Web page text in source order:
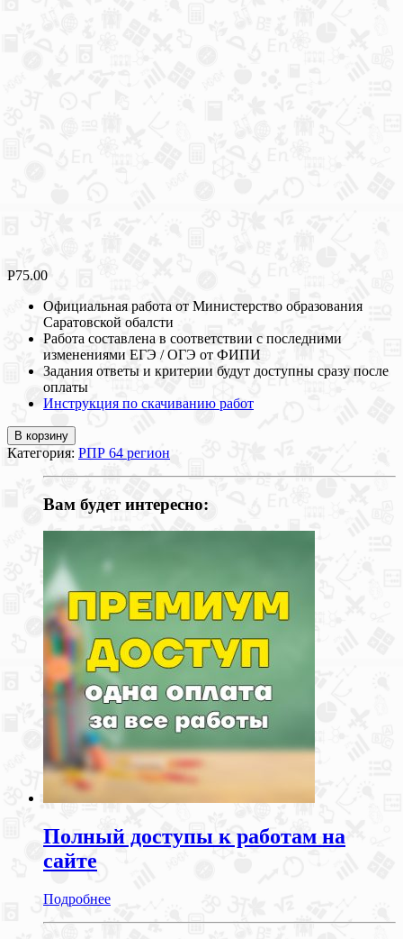
Р75.00
Официальная работа от Министерство образования
Саратовской обалсти
Работа составлена в соответствии с последними
изменениями ЕГЭ / ОГЭ от ФИПИ
Задания ответы и критерии будут доступны сразу после
оплаты
Инструкция по скачиванию работ
В корзину
Категория: РПР 64 регион
Вам будет интересно:
Полный доступы к работам на
сайте
Подробнее